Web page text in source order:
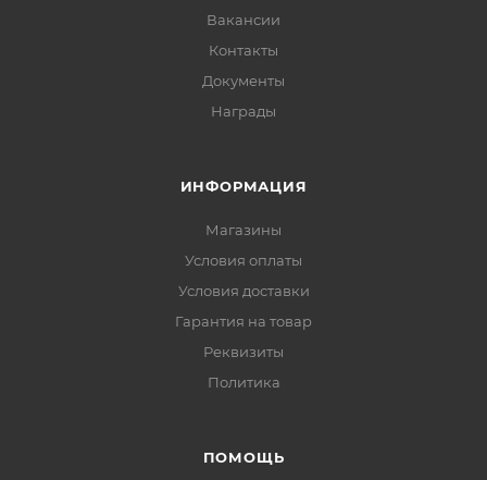
Вакансии
Контакты
Документы
Награды
ИНФОРМАЦИЯ
Магазины
Условия оплаты
Условия доставки
Гарантия на товар
Реквизиты
Политика
ПОМОЩЬ